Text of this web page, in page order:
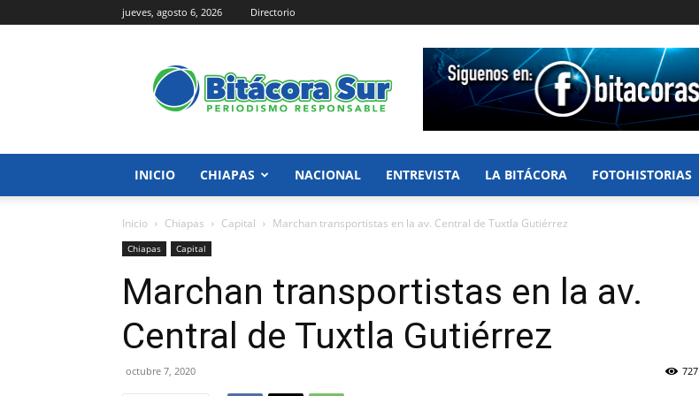
jueves, agosto 6, 2026 Directorio
Sur
INICIO CHIAPAS NACIONAL ENTREVISTA LA BITÁCORA FOTOHISTORIAS
Inicio Chiapas Capital Marchan transportistas en la av. Central de Tuxtla Gutiérrez
Chiapas Capital
Marchan transportistas en la av.
Central de Tuxtla Gutiérrez
octubre 7, 2020 727